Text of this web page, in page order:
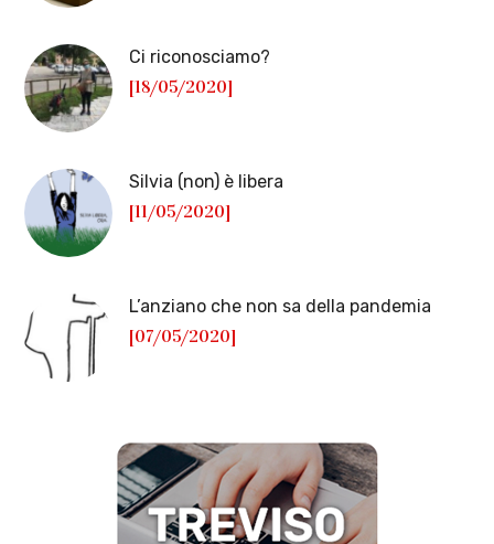
Ci riconosciamo?
[18/05/2020]
Silvia (non) è libera
[11/05/2020]
L’anziano che non sa della pandemia
[07/05/2020]